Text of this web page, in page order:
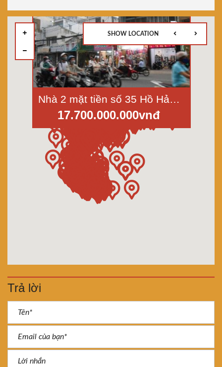
Nhà 2 mặt tiền số 35 Hồ Hảo Hớn, Quận 1, dt 71 m2
17.700.000.000vnđ
SHOW LOCATION
Trả lời